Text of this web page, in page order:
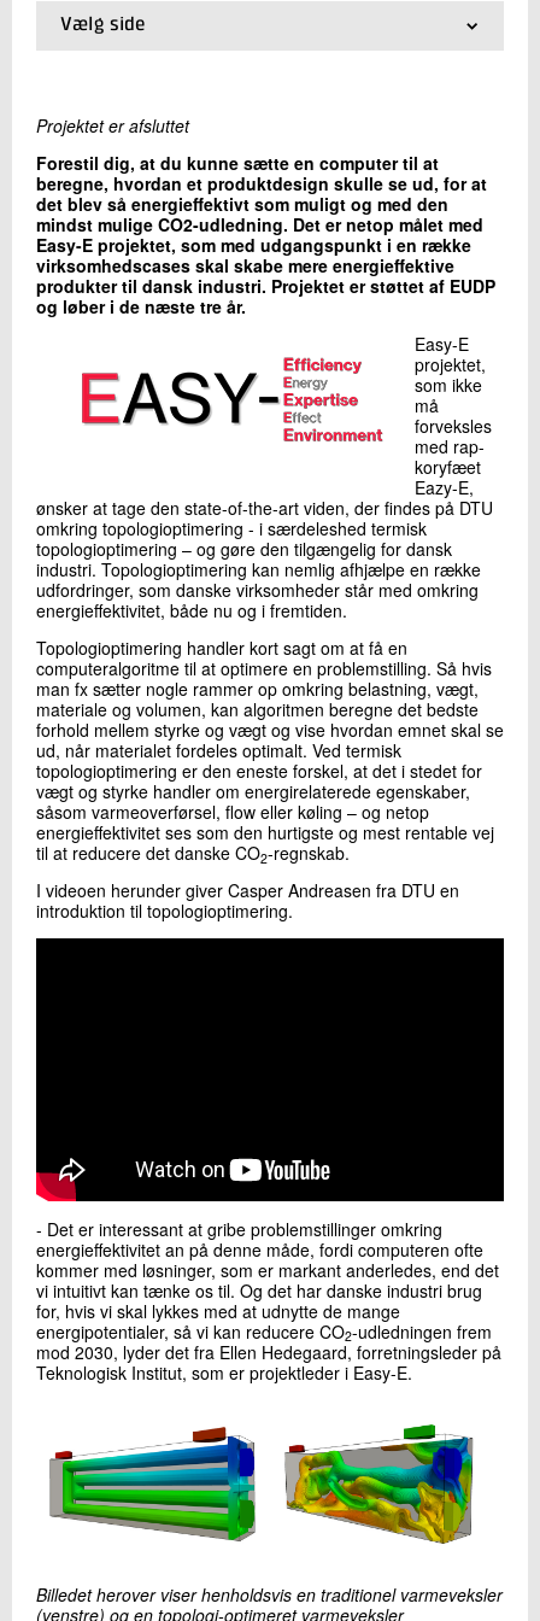
+45 72 20 16 40
Skriv til mig
Send
Vælg side
01.Om projektet
Projektet er afsluttet
Forestil dig, at du kunne sætte en computer til at
beregne, hvordan et produktdesign skulle se ud, for at
det blev så energieffektivt som muligt og med den
mindst mulige CO2-udledning. Det er netop målet med
Easy-E projektet, som med udgangspunkt i en række
virksomhedscases skal skabe mere energieffektive
produkter til dansk industri. Projektet er støttet af EUDP
og løber i de næste tre år.
Easy-E
projektet,
som ikke
må
forveksles
med rap-
koryfæet
Eazy-E,
ønsker at tage den state-of-the-art viden, der findes på DTU
omkring topologioptimering - i særdeleshed termisk
topologioptimering – og gøre den tilgængelig for dansk
industri. Topologioptimering kan nemlig afhjælpe en række
udfordringer, som danske virksomheder står med omkring
energieffektivitet, både nu og i fremtiden.
Topologioptimering handler kort sagt om at få en
computeralgoritme til at optimere en problemstilling. Så hvis
man fx sætter nogle rammer op omkring belastning, vægt,
materiale og volumen, kan algoritmen beregne det bedste
forhold mellem styrke og vægt og vise hvordan emnet skal se
ud, når materialet fordeles optimalt. Ved termisk
topologioptimering er den eneste forskel, at det i stedet for
vægt og styrke handler om energirelaterede egenskaber,
såsom varmeoverførsel, flow eller køling – og netop
energieffektivitet ses som den hurtigste og mest rentable vej
til at reducere det danske CO2-regnskab.
I videoen herunder giver Casper Andreasen fra DTU en
introduktion til topologioptimering.
- Det er interessant at gribe problemstillinger omkring
energieffektivitet an på denne måde, fordi computeren ofte
kommer med løsninger, som er markant anderledes, end det
vi intuitivt kan tænke os til. Og det har danske industri brug
for, hvis vi skal lykkes med at udnytte de mange
energipotentialer, så vi kan reducere CO2-udledningen frem
mod 2030, lyder det fra Ellen Hedegaard, forretningsleder på
Teknologisk Institut, som er projektleder i Easy-E.
Billedet herover viser henholdsvis en traditionel varmeveksler
(venstre) og en topologi-optimeret varmeveksler